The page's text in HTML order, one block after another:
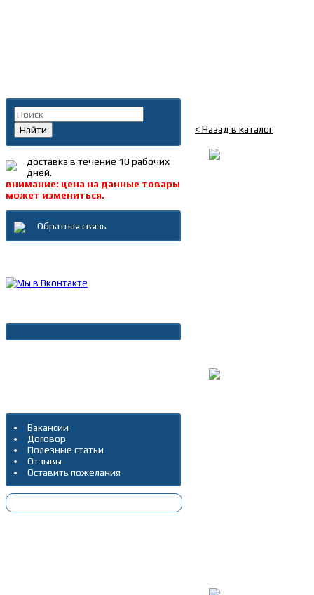
< Назад в каталог
Найти
доставка в течение 10 рабочих
дней.
внимание: цена на данные товары
может измениться.
Обратная связь
Вакансии
Договор
Полезные статьи
Отзывы
Оставить пожелания